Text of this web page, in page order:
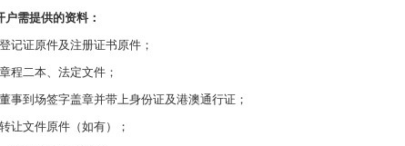
户需提供的资料：
记证原件及注册证书原件；
程二本、法定文件；
事到场签字盖章并带上身份证及港澳通行证；
让文件原件（如有）；